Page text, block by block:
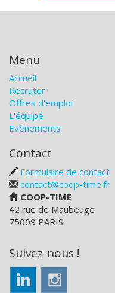
Menu
Accueil
Recruter
Offres d'emploi
L'équipe
Evènements
Contact
Formulaire de contact
contact@coop-time.fr
COOP-TIME
42 rue de Maubeuge
75009 PARIS
Suivez-nous !